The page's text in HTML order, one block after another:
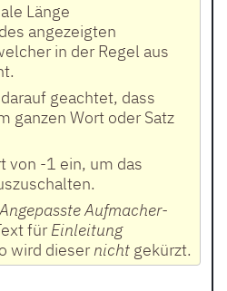
Länge
angezeigten
in der Regel aus
geachtet, dass
ganzen Wort oder Satz
von -1 ein, um das
Angepasste Aufmacher-
fürEinleitung
wird diesernicht gekürzt.